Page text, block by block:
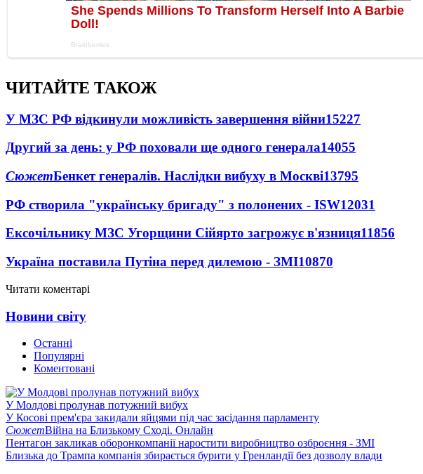
ЧИТАЙТЕ ТАКОЖ
У МЗС РФ відкинули можливість завершення війни15227
Другий за день: у РФ поховали ще одного генерала14055
СюжетБенкет генералів. Наслідки вибуху в Москві13795
РФ створила "українську бригаду" з полонених - ISW12031
Ексочільнику МЗС Угорщини Сійярто загрожує в'язниця11856
Україна поставила Путіна перед дилемою - ЗМІ10870
Читати коментарі
Новини світу
Останні
Популярні
Коментовані
У Молдові пролунав потужний вибух
У Косові прем'єра закидали яйцями під час засідання парламенту
СюжетВійна на Близькому Сході. Онлайн
Пентагон закликав оборонкомпанії наростити виробництво озброєння - ЗМІ
Близька до Трампа компанія збирається бурити у Гренландії без дозволу влади